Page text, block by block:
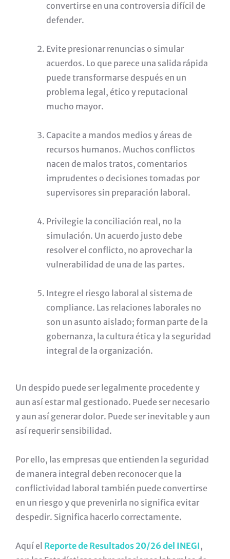
convertirse en una controversia difícil de
defender.
Evite presionar renuncias o simular
acuerdos. Lo que parece una salida rápida
puede transformarse después en un
problema legal, ético y reputacional
mucho mayor.
Capacite a mandos medios y áreas de
recursos humanos. Muchos conflictos
nacen de malos tratos, comentarios
imprudentes o decisiones tomadas por
supervisores sin preparación laboral.
Privilegie la conciliación real, no la
simulación. Un acuerdo justo debe
resolver el conflicto, no aprovechar la
vulnerabilidad de una de las partes.
Integre el riesgo laboral al sistema de
compliance. Las relaciones laborales no
son un asunto aislado; forman parte de la
gobernanza, la cultura ética y la seguridad
integral de la organización.
Un despido puede ser legalmente procedente y
aun así estar mal gestionado. Puede ser necesario
y aun así generar dolor. Puede ser inevitable y aun
así requerir sensibilidad.
Por ello, las empresas que entienden la seguridad
de manera integral deben reconocer que la
conflictividad laboral también puede convertirse
en un riesgo y que prevenirla no significa evitar
despedir. Significa hacerlo correctamente.
Aquí el Reporte de Resultados 20/26 del INEGI,